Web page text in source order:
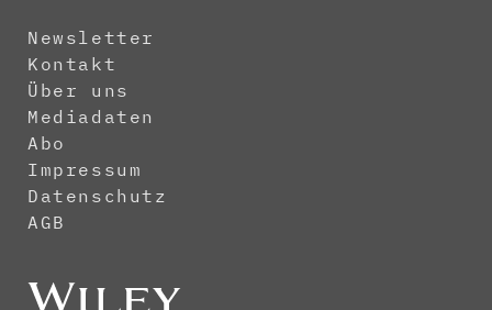
Newsletter
Kontakt
Über uns
Mediadaten
Abo
Impressum
Datenschutz
AGB